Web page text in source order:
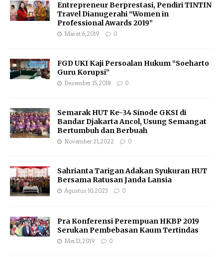
Entrepreneur Berprestasi, Pendiri TINTIN
Travel Dianugerahi “Women in
Professional Awards 2019”
Maret 6, 2019 0
FGD UKI Kaji Persoalan Hukum “Soeharto
Guru Korupsi”
Desember 15, 2018 0
Semarak HUT Ke-34 Sinode GKSI di
Bandar Djakarta Ancol, Usung Semangat
Bertumbuh dan Berbuah
November 21, 2022 0
Sahrianta Tarigan Adakan Syukuran HUT
Bersama Ratusan Janda Lansia
Agustus 10, 2023 0
Pra Konferensi Perempuan HKBP 2019
Serukan Pembebasan Kaum Tertindas
Mei 13, 2019 0